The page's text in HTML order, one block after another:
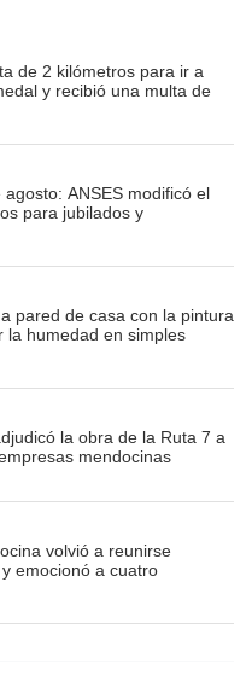
de 2 kilómetros para ir a
y recibió una multa de
ANSES modificó el
para jubilados y
pared de casa con la pintura
la humedad en simples
la obra de la Ruta 7 a
mendocinas
volvió a reunirse
emocionó a cuatro